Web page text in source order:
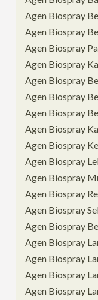
Agen Biospray
Agen Biospray
Agen Biospray
Agen Biospray
Agen Biospray
Agen Biospray
Agen Biospray
Agen Biospray
Agen Biospray
Agen Biospray
Agen Biospray
Agen Biospray
Agen Biospray
Agen Biospray
Agen Biospray
Agen Biospray
Agen Biospray
Agen Biospray